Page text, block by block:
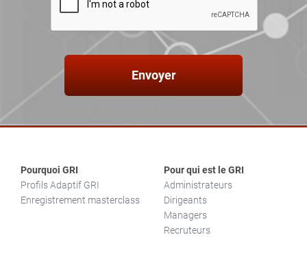
Envoyer
Pourquoi GRI
Profils Adaptif GRI
Enregistrement masterclass
Pour qui est le GRI
Administrateurs
Dirigeants
Managers
Recruteurs